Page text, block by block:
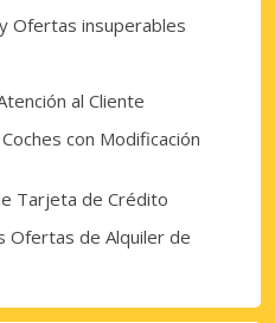
Ofertas insuperables
al Cliente
con Modificación
Tarjeta de Crédito
Ofertas de Alquiler de